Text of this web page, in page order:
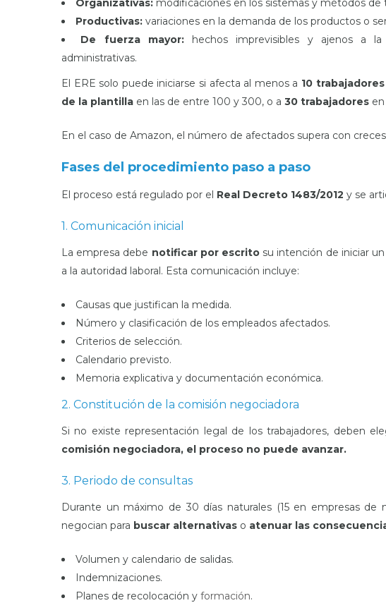
Organizativas: modificaciones en los sistemas y métodos de
Productivas: variaciones en la demanda de los productos o
De fuerza mayor:hechos imprevisibles y ajenos a la
administrativas.
El ERE solo puede iniciarse si afecta al menos a 10
de la plantilla en las de entre 100 y 300, o a 30 trabajadores
En el caso de Amazon, el número de afectados supera con
Fases del procedimiento paso a paso
El proceso está regulado por el Real Decreto 1483/2012 y se
1. Comunicación inicial
La empresa debe notificar por escrito su intención de iniciar
a la autoridad laboral. Esta comunicación incluye:
Causas que justifican la medida.
Número y clasificación de los empleados afectados.
Criterios de selección.
Calendario previsto.
Memoria explicativa y documentación económica.
2. Constitución de la comisión negociadora
Si no existe representación legal de los trabajadores, deben
comisión negociadora, el proceso no puede avanzar.
3. Periodo de consultas
Durante un máximo de 30 días naturales (15 en empresas
negocian para buscar alternativas o atenuar las
Volumen y calendario de salidas.
Indemnizaciones.
Planes de recolocación y formación.